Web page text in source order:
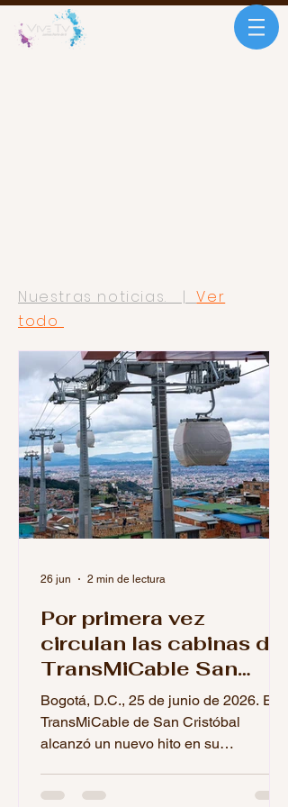
Nuestras noticias. |Ver
todo
Por primera vez
circulan las cabinas del
TransMiCable San
Cristóbal: comenzó la
fase final de pruebas
Bogotá, D.C., 25 de junio de 2026. El
TransMiCable de San Cristóbal
alcanzó un nuevo hito en su
pruebas operacionales de sus cabinas.
26 jun 2 min de lectura